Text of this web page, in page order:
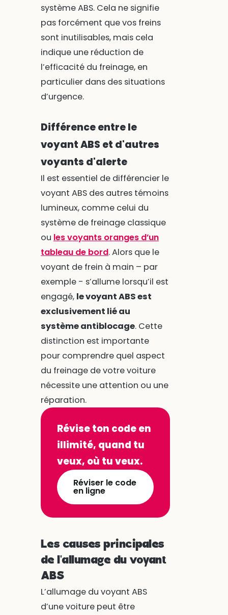
système ABS. Cela ne signifie
pas forcément que vos freins
sont inutilisables, mais cela
indique une réduction de
l’efficacité du freinage, en
particulier dans des situations
d’urgence.
Différence entre le
voyant ABS et d'autres
voyants d'alerte
Il est essentiel de différencier le
voyant ABS des autres témoins
lumineux, comme celui du
système de freinage classique
ou les voyants oranges d’un
tableau de bord. Alors que le
voyant de frein à main – par
exemple - s’allume lorsqu’il est
engagé, le voyant ABS est
exclusivement lié au
système antiblocage. Cette
distinction est importante
pour comprendre quel aspect
du freinage de votre voiture
nécessite une attention ou une
réparation.
Révise ton code en
illimité, quand tu
veux, où tu veux.
Réviser le code
en ligne
Les causes principales
de l'allumage du voyant
ABS
L’allumage du voyant ABS
d’une voiture peut être